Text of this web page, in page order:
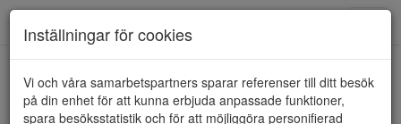
HEM ENDURANCE
Inställningar för cookies
Vi och våra samarbetspartners sparar referenser till ditt besök
på din enhet för att kunna erbjuda anpassade funktioner,
spara besöksstatistik och för att möjliggöra personifierad